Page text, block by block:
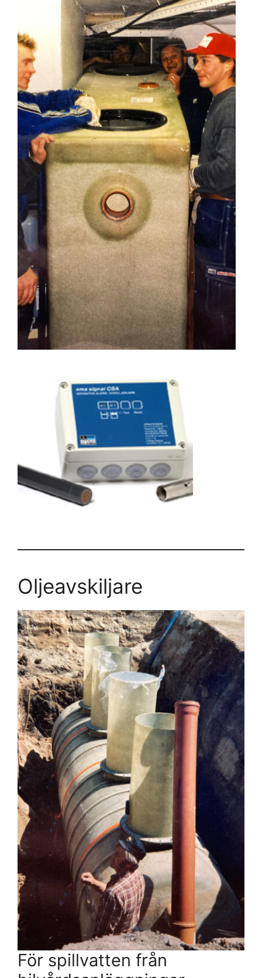
Oljeavskiljare
För spillvatten från